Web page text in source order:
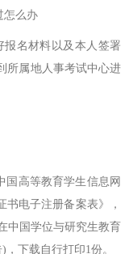
名材料以及本人签署
所属地人事考试中心进
高等教育学生信息网
书电子注册备案表》，
中国学位与研究生教育
下载自行打印1份。